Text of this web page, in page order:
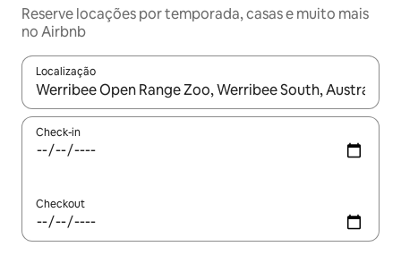
Reserve locações por temporada, casas e muito mais
no Airbnb
Localização
Quando os resultados estiverem disponíveis, explore-os
Check-in
Checkout